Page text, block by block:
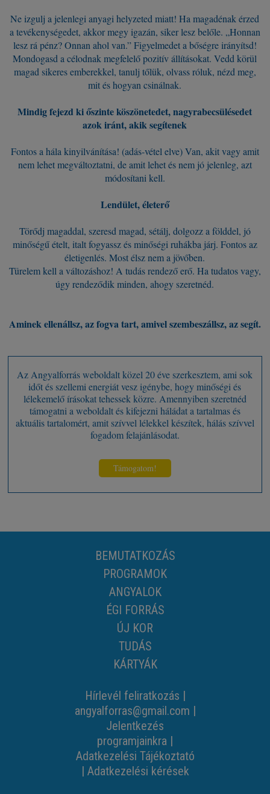
Ne izgulj a jelenlegi anyagi helyzeted miatt! Ha magadénak érzed
a tevékenységedet, akkor megy igazán, siker lesz belőle. „Honnan
lesz rá pénz? Onnan ahol van.” Figyelmedet a bőségre irányítsd!
Mondogasd a célodnak megfelelő pozitív állításokat. Vedd körül
magad sikeres emberekkel, tanulj tőlük, olvass róluk, nézd meg,
mit és hogyan csinálnak.
Mindig fejezd ki őszinte köszönetedet, nagyrabecsülésedet
azok iránt, akik segítenek
Fontos a hála kinyilvánítása! (adás-vétel elve) Van, akit vagy amit
nem lehet megváltoztatni, de amit lehet és nem jó jelenleg, azt
módosítani kell.
Lendület, életerő
Törődj magaddal, szeresd magad, sétálj, dolgozz a földdel, jó
minőségű ételt, italt fogyassz és minőségi ruhákba járj. Fontos az
életigenlés. Most élsz nem a jövőben.
Türelem kell a változáshoz! A tudás rendező erő. Ha tudatos vagy,
úgy rendeződik minden, ahogy szeretnéd.
Aminek ellenállsz, az fogva tart, amivel szembeszállsz, az segít.
Az Angyalforrás weboldalt közel 20 éve szerkesztem, ami sok
időt és szellemi energiát vesz igénybe, hogy minőségi és
lélekemelő írásokat tehessek közre. Amennyiben szeretnéd
támogatni a weboldalt és kifejezni háládat a tartalmas és
aktuális tartalomért, amit szívvel lélekkel készítek, hálás szívvel
fogadom felajánlásodat.
Támogatom!
BEMUTATKOZÁS
PROGRAMOK
ANGYALOK
ÉGI FORRÁS
ÚJ KOR
TUDÁS
KÁRTYÁK
Hírlevél feliratkozás |
angyalforras@gmail.com |
Jelentkezés
programjainkra |
Adatkezelési Tájékoztató
| Adatkezelési kérések